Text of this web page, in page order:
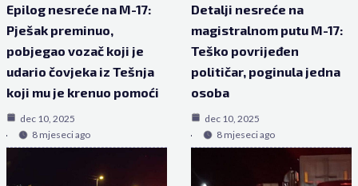
Epilog nesreće na M-17:
Pješak preminuo,
pobjegao vozač koji je
udario čovjeka iz Tešnja
koji mu je krenuo pomoći
dec 10, 2025
8 mjeseci ago
Detalji nesreće na
magistralnom putu M-17:
Teško povrijeđen
političar, poginula jedna
osoba
dec 10, 2025
8 mjeseci ago